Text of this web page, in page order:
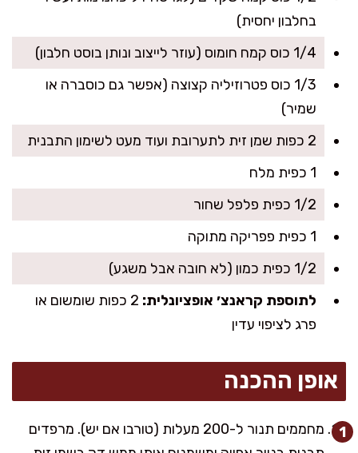
בחלבון יחסית)
1/4 כוס קמח חומוס (עוזר לייצוב ונותן בוסט חלבון)
1/3 כוס פטרוזיליה קצוצה (אפשר גם כוסברה או
שמיר)
2 כפות שמן זית לתערובת ועוד מעט לשימון התבנית
1 כפית מלח
1/2 כפית פלפל שחור
1 כפית פפריקה מתוקה
1/2 כפית כמון (לא חובה אבל משגע)
לתוספת קראנצ׳ אופציונלית:
2 כפות שומשום או
פרג לציפוי עדין
אופן ההכנה
מחממים תנור ל-200 מעלות (טורבו אם יש). מרפדים